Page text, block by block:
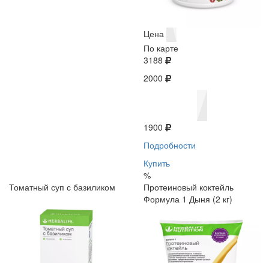
Цена
По карте
3188
2000
1900
Подробности
Купить
%
Томатный суп с базиликом
Протеиновый коктейль
Формула 1 Дыня (2 кг)